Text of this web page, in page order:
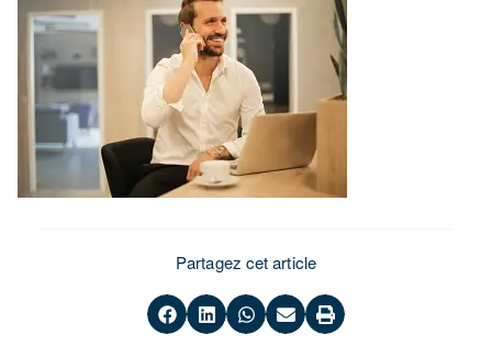
Partagez cet article